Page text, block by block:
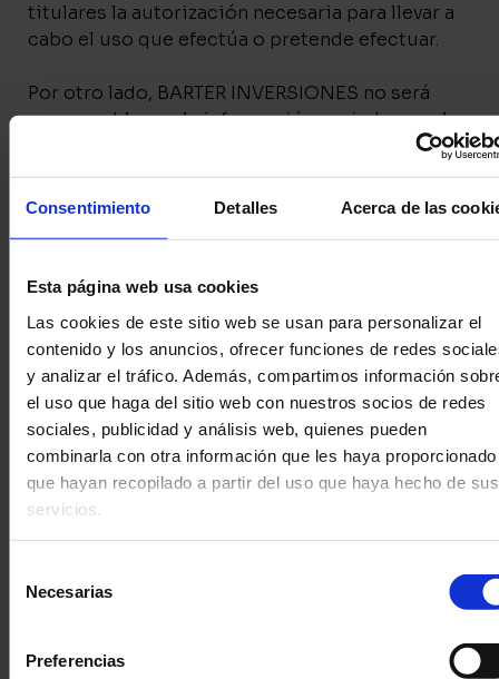
Consentimiento Detalles Acerca de las
Esta página web usa cookies
Las cookies de este sitio web se usan para personalizar el
contenido y los anuncios, ofrecer funciones de redes
y analizar el tráfico. Además, compartimos información
el uso que haga del sitio web con nuestros socios de redes
sociales, publicidad y análisis web, quienes pueden
combinarla con otra información que les haya proporcionado
que hayan recopilado a partir del uso que haya hecho de sus
servicios.
Necesarias
Preferencias
titulares la autorización necesaria para llevar a
cabo el uso que efectúa o pretende efectuar.
Por otro lado, BARTER INVERSIONES no será
responsable por la información enviada por el
usuario cuando no tenga conocimiento efectivo
de que la información almacenada es ilícita o de
que lesiona bienes o derechos de un tercero
efectivo de que aloja datos como los
actuar con diligencia para retirarlos o hacer
imposible el acceso a ellos.
En todo caso, para interponer cualquier
reclamación relacionada con los contenidos
insertados en cualquiera de las secciones de la
presente Página Web, puede hacerlo
dirigiéndose a por BARTER INVERSIONES a
través de las direcciones de contacto indicadas
a) Web enlazante